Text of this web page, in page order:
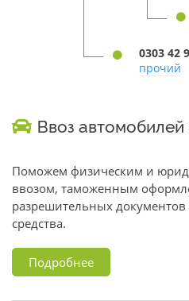
0303 42
прочий
Ввоз
Поможем физическим и
ввозом, таможенным
разрешительных
средства.
Подробнее